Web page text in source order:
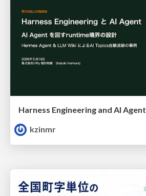
Harness Engineering and Al Agent
kzinmr